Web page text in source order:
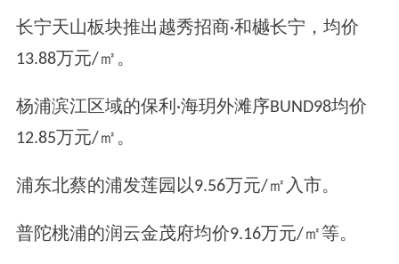
长宁天山板块推出越秀招商·和樾长宁，均价
13.88万元/㎡。
杨浦滨江区域的保利 ·海玥外滩序BUND98均价
12.85万元/㎡。
浦东北蔡的浦发莲园以9.56万元/㎡入市。
普陀桃浦的润云金茂府均价9.16万元/㎡等。